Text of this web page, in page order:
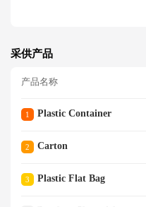
采供产品
产品名称
1 Plastic Container
2 Carton
3 Plastic Flat Bag